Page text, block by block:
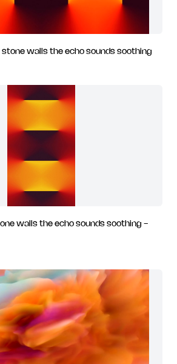
walls the echo sounds soothing
walls the echo sounds soothing -